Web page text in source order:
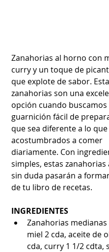
Zanahorias al horno con
curry y un toque de
que explote de sabor.
zanahorias son una
opción cuando buscamos
guarnición fácil de
que sea diferente a lo
acostumbrados a comer
diariamente. Con
simples, estas zanahorias
sin duda pasarán a
de tu libro de recetas.
INGREDIENTES
Zanahorias medianas
miel 2 cda, aceite de
cda, curry 1 1/2 cdta,